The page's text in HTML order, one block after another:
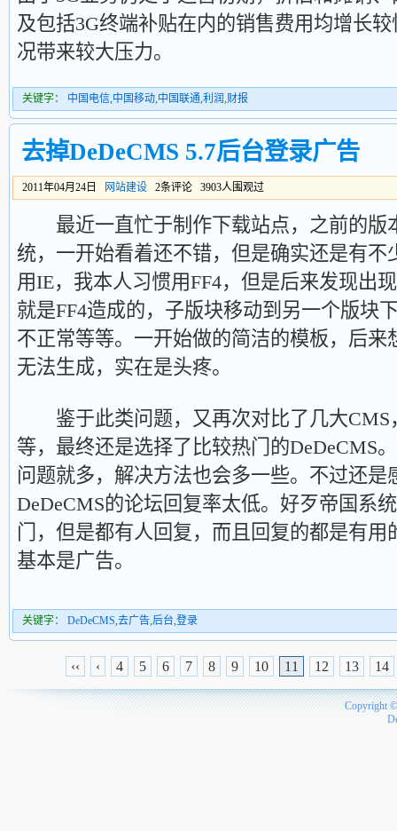
及包括3G终端补贴在内的销售费用均增长
况带来较大压力。
关键字： 中国电信,中国移动,中国联通,利润,财报
去掉DeDeCMS 5.7后台登录广告
2011年04月24日 网站建设 2条评论 3903人围观过
最近一直忙于制作下载站点，之前的版
统，一开始看着还不错，但是确实还是有不
用IE，我本人习惯用FF4，但是后来发现出
就是FF4造成的，子版块移动到另一个版块
不正常等等。一开始做的简洁的模板，后来
无法生成，实在是头疼。
鉴于此类问题，又再次对比了几大CMS
等，最终还是选择了比较热门的DeDeCMS
问题就多，解决方法也会多一些。不过还是
DeDeCMS的论坛回复率太低。好歹帝国系
门，但是都有人回复，而且回复的都是有用
基本是广告。
关键字： DeDeCMS,去广告,后台,登录
‹‹ ‹ 4 5 6 7 8 9 10 11 12 13 14
Copyright